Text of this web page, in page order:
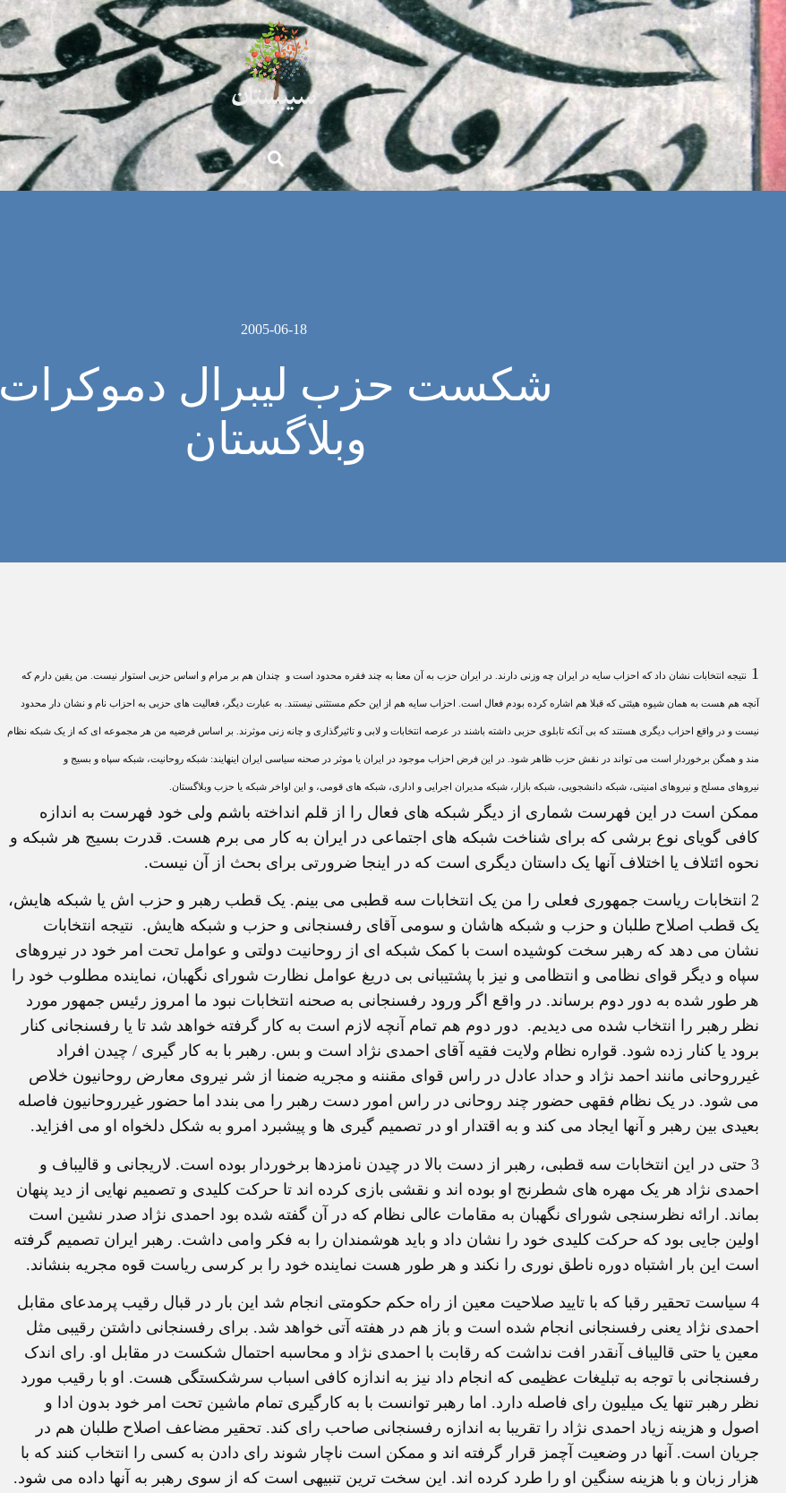
2005-06-18
شکست حزب ليبرال دموکرات
وبلاگستان
1 نتيجه انتخابات نشان داد که احزاب سايه در ايران چه وزنی دارند. در ايران حزب به آن معنا به چند فقره محدود است و چندان هم بر مرام و اساس حزبی استوار نيست. من يقين دارم که
آنچه هم هست به همان شيوه هيئتی که قبلا هم اشاره کرده بودم فعال است. احزاب سايه هم از اين حکم مستثنی نيستند. به عبارت ديگر، فعاليت های حزبی به احزاب نام و نشان دار محدود
نيست و در واقع احزاب ديگری هستند که بی آنکه تابلوی حزبی داشته باشند در عرصه انتخابات و لابی و تاثيرگذاری و چانه زنی موثرند. بر اساس فرضيه من هر مجموعه ای که از يک شبکه نظام
مند و همگن برخوردار است می تواند در نقش حزب ظاهر شود. در اين فرض احزاب موجود در ايران يا موثر در صحنه سياسی ايران اينهايند: شبکه روحانيت، شبکه سپاه و بسيج و
نيروهای مسلح و نيروهای امنيتی، شبکه دانشجويی، شبکه بازار، شبکه مديران اجرايی و اداری، شبکه های قومی، و اين اواخر شبکه يا حزب وبلاگستان.
ممکن است در اين فهرست شماری از ديگر شبکه های فعال را از قلم انداخته باشم ولی خود فهرست به اندازه
کافی گويای نوع برشی که برای شناخت شبکه های اجتماعی در ايران به کار می برم هست. قدرت بسيج هر شبکه و
نحوه ائتلاف يا اختلاف آنها يک داستان ديگری است که در اينجا ضرورتی برای بحث از آن نيست.
2 انتخابات رياست جمهوری فعلی را من يک انتخابات سه قطبی می بينم. يک قطب رهبر و حزب اش يا شبکه هايش،
يک قطب اصلاح طلبان و حزب و شبکه هاشان و سومی آقای رفسنجانی و حزب و شبکه هايش. نتيجه انتخابات
نشان می دهد که رهبر سخت کوشيده است با کمک شبکه ای از روحانيت دولتی و عوامل تحت امر خود در نيروهای
سپاه و ديگر قوای نظامی و انتظامی و نيز با پشتيبانی بی دريغ عوامل نظارت شورای نگهبان، نماينده مطلوب خود را
هر طور شده به دور دوم برساند. در واقع اگر ورود رفسنجانی به صحنه انتخابات نبود ما امروز رئيس جمهور مورد
نظر رهبر را انتخاب شده می ديديم. دور دوم هم تمام آنچه لازم است به کار گرفته خواهد شد تا يا رفسنجانی کنار
برود يا کنار زده شود. قواره نظام ولايت فقيه آقای احمدی نژاد است و بس. رهبر با به کار گيری / چيدن افراد
غيرروحانی مانند احمد نژاد و حداد عادل در راس قوای مقننه و مجريه ضمنا از شر نيروی معارض روحانيون خلاص
می شود. در يک نظام فقهی حضور چند روحانی در راس امور دست رهبر را می بندد اما حضور غيرروحانيون فاصله
بعيدی بين رهبر و آنها ايجاد می کند و به اقتدار او در تصميم گيری ها و پيشبرد امرو به شکل دلخواه او می افزايد.
3 حتی در اين انتخابات سه قطبی، رهبر از دست بالا در چيدن نامزدها برخوردار بوده است. لاريجانی و قاليباف و
احمدی نژاد هر يک مهره های شطرنج او بوده اند و نقشی بازی کرده اند تا حرکت کليدی و تصميم نهايی از ديد پنهان
بماند. ارائه نظرسنجی شورای نگهبان به مقامات عالی نظام که در آن گفته شده بود احمدی نژاد صدر نشين است
اولين جايی بود که حرکت کليدی خود را نشان داد و بايد هوشمندان را به فکر وامی داشت. رهبر ايران تصميم گرفته
است اين بار اشتباه دوره ناطق نوری را نکند و هر طور هست نماينده خود را بر کرسی رياست قوه مجريه بنشاند.
4 سياست تحقير رقبا که با تاييد صلاحيت معين از راه حکم حکومتی انجام شد اين بار در قبال رقيب پرمدعای مقابل
احمدی نژاد يعنی رفسنجانی انجام شده است و باز هم در هفته آتی خواهد شد. برای رفسنجانی داشتن رقيبی مثل
معين يا حتی قاليباف آنقدر افت نداشت که رقابت با احمدی نژاد و محاسبه احتمال شکست در مقابل او. رای اندک
رفسنجانی با توجه به تبليغات عظيمی که انجام داد نيز به اندازه کافی اسباب سرشکستگی هست. او با رقيب مورد
نظر رهبر تنها يک ميليون رای فاصله دارد. اما رهبر توانست با به کارگيری تمام ماشين تحت امر خود بدون ادا و
اصول و هزينه زياد احمدی نژاد را تقريبا به اندازه رفسنجانی صاحب رای کند. تحقير مضاعف اصلاح طلبان هم در
جريان است. آنها در وضعيت آچمز قرار گرفته اند و ممکن است ناچار شوند رای دادن به کسی را انتخاب کنند که با
هزار زبان و با هزينه سنگين او را طرد کرده اند. اين سخت ترين تنبيهی است که از سوی رهبر به آنها داده می شود.